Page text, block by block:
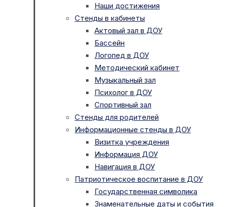
Наши достижения
Стенды в кабинеты
Актовый зал в ДОУ
Бассейн
Логопед в ДОУ
Методический кабинет
Музыкальный зал
Психолог в ДОУ
Спортивный зал
Стенды для родителей
Информационные стенды в ДОУ
Визитка учреждения
Информация ДОУ
Навигация в ДОУ
Патриотическое воспитание в ДОУ
Государственная символика
Знаменательные даты и события